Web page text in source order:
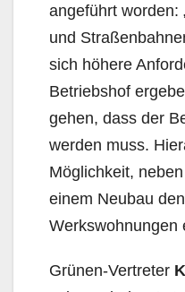
angeführt worden:
und
sich höhere
Betriebshof
gehen, dass der
werden muss.
Möglich­keit,
einem Neubau
Werkswohnungen
Grünen-Vertreter